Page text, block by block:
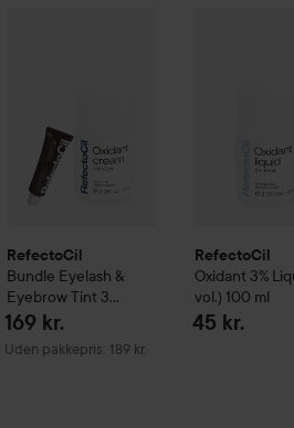
Tint
RefectoCil
Bundle Eyelash &
Eyebrow Tint 3
Natural Brown &
100 ml
169 kr.
Uden pakkepris: 189 kr.
RefectoCil
Oxidant 3%
vol.) 100 ml
45 kr.